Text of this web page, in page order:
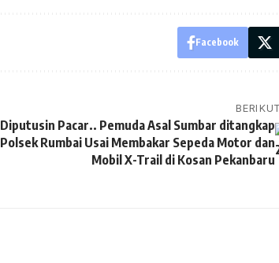
Facebook
Diputusin Pacar.. Pemuda Asal Sumbar ditangkap
Polsek Rumbai Usai Membakar Sepeda Motor dan
Mobil X-Trail di Kosan Pekanbaru